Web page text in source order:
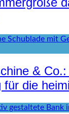
&
für die